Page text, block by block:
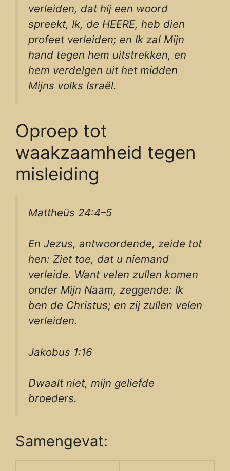
verleiden, dat hij een woord
spreekt, Ik, de HEERE, heb dien
profeet verleiden; en Ik zal Mijn
hand tegen hem uitstrekken, en
hem verdelgen uit het midden
Mijns volks Israël.
Oproep tot
waakzaamheid tegen
misleiding
Mattheüs 24:4–5
En Jezus, antwoordende, zeide tot
hen: Ziet toe, dat u niemand
verleide. Want velen zullen komen
onder Mijn Naam, zeggende: Ik
ben de Christus; en zij zullen velen
verleiden.
Jakobus 1:16
Dwaalt niet, mijn geliefde
broeders.
Samengevat: